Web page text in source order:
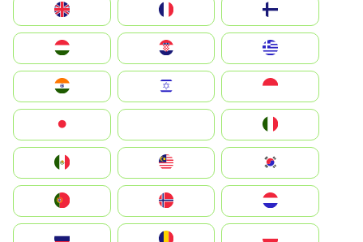
United Kingdom
Hrvatska
Magyarország
Indonesia
South Korea
Nederland
Portugal
România